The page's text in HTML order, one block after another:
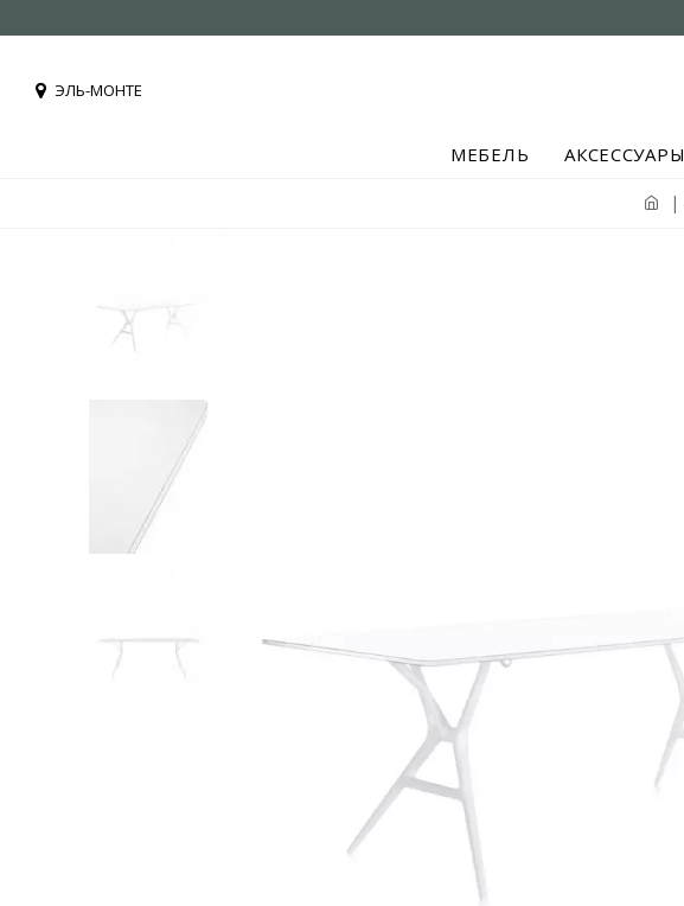
ЭЛЬ-МОНТЕ
МЕБЕЛЬ АКСЕССУАРЫ